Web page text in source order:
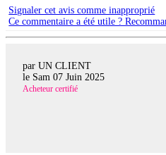
Signaler cet avis comme inapproprié
Ce commentaire a été utile ?
par UN CLIENT
le Sam 07 Juin 2025
Acheteur certifié